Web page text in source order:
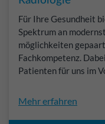
Für Ihre Gesundheit
Spektrum an
möglichkeiten
Fachkompetenz.
Patienten für uns im
Mehr erfahren